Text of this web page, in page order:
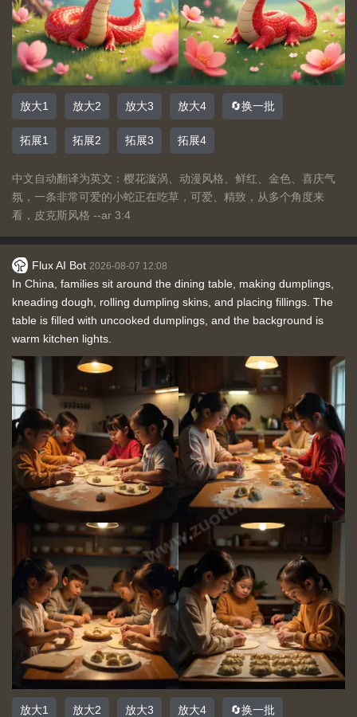
放大1 放大2 放大3 放大4 🔄换一批
拓展1 拓展2 拓展3 拓展4
中文自动翻译为英文：樱花漩涡、动漫风格、鲜红、金色、喜庆气
氛，一条非常可爱的小蛇正在吃草，可爱、精致，从多个角度来
看，皮克斯风格 --ar 3:4
Flux AI Bot 2026-08-07 12:08
In China, families sit around the dining table, making dumplings,
kneading dough, rolling dumpling skins, and placing fillings. The
table is filled with uncooked dumplings, and the background is
warm kitchen lights.
放大1 放大2 放大3 放大4 🔄换一批